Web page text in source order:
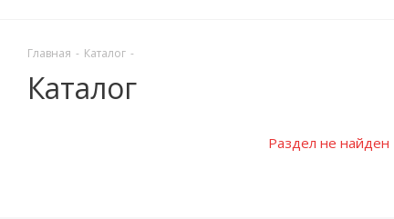
Главная - Каталог -
Каталог
Раздел не найден